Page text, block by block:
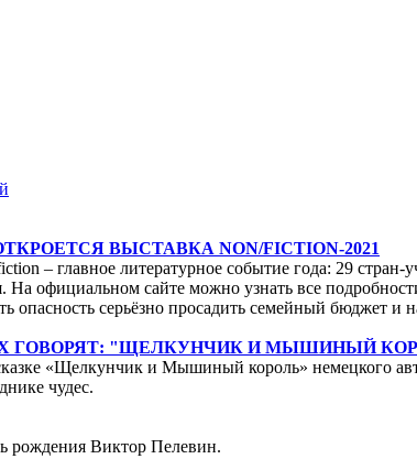
ВЫСТАВКА NON/FICTION-2021
– главное литературное событие года: 29
На официальном сайте можно узнать все
опасность серьёзно просадить семейный бюджет
ГОВОРЯТ: "ЩЕЛКУНЧИК И МЫШИНЫЙ
«Щелкунчик и Мышиный король» немецкого
чудес.
рождения Виктор Пелевин.